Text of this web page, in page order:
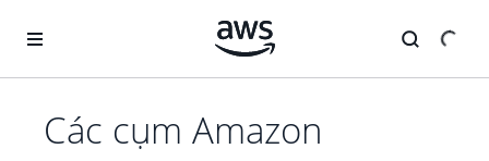
Các cụm Amazon